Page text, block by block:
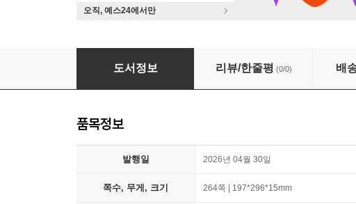
오직, 예스24에서만
페이스 코드 (큰글자도서)
도서정보 리뷰/한줄평 (0/0) 배
품목정보
발행일 2026년 04월 30일
쪽수, 무게, 크기 264쪽 | 197*296*15mm